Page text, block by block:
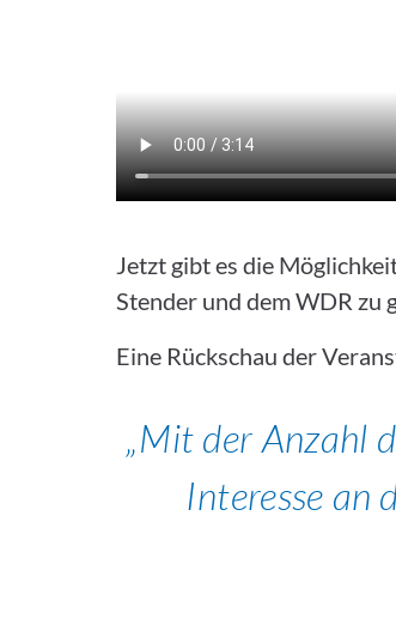
Jetzt gibt es die
Stender und dem WDR zu
Eine Rückschau der
Mit der Anzahl
Interesse an